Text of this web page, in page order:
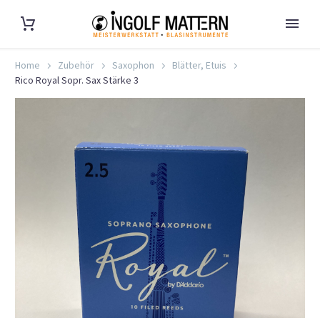
Home Zubehör Saxophon
Blätter, Etuis
Rico Royal Sopr. Sax Stärke 3